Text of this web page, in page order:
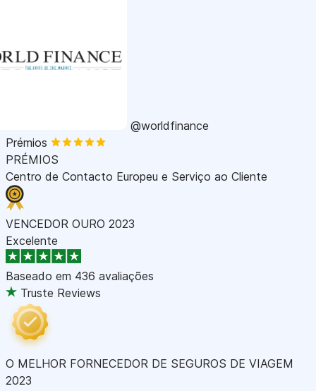
@worldfinance
Prémios
PRÉMIOS
Centro de Contacto Europeu e Serviço ao Cliente
VENCEDOR OURO 2023
Excelente
Baseado em 436 avaliações
Truste Reviews
O MELHOR FORNECEDOR DE SEGUROS DE VIAGEM
2023